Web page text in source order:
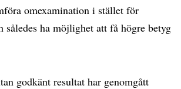
omexamination i stället för
således ha möjlighet att få högre betyg
godkänt resultat har genomgått